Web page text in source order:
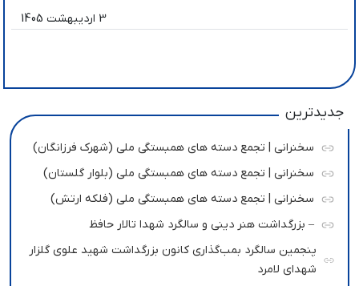
ظلمی که در جهان باعث ظهور منجی می‌­شود،
3 اردیبهشت 1405
جدیدترین
سخنرانی | تجمع دسته های همبستگی ملی (شهرک فرزانگان)
سخنرانی | تجمع دسته های همبستگی ملی (بلوار گلستان)
سخنرانی | تجمع دسته های همبستگی ملی (فلکه ارتش)
– بزرگداشت هنر دینی و سالگرد شهدا تالار حافظ
پنجمین سالگرد بمب‌گذاری کانون بزرگداشت شهید علوی گلزار
شهدای لامرد